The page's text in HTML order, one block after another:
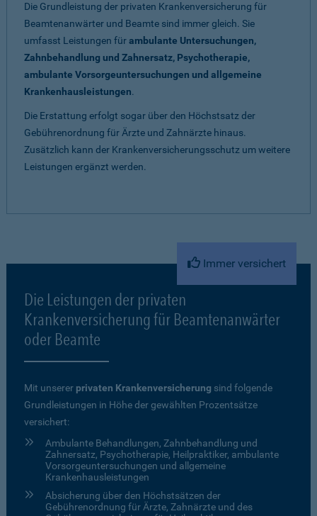
Die Grundleistung der privaten Krankenversicherung für
Beamtenanwärter und Beamte sind immer gleich. Sie
umfasst Leistungen fürambulante Untersuchungen,
Zahnbehandlung und Zahnersatz, Psychotherapie,
ambulante Vorsorgeuntersuchungen und allgemeine
Krankenhausleistungen.
Die Erstattung erfolgt sogar über den Höchstsatz der
Gebührenordnung für Ärzte und Zahnärzte hinaus.
Zusätzlich kann der Krankenversicherungsschutz um weitere
Leistungen ergänzt werden.
Immer versichert
Die Leistungen der privaten
Krankenversicherung für Beamtenanwärter
oder Beamte
Mit unserer privaten Krankenversicherung sind folgende
Grundleistungen in Höhe der gewählten Prozentsätze
versichert:
Ambulante Behandlungen, Zahnbehandlung und
Zahnersatz, Psychotherapie, Heilpraktiker, ambulante
Vorsorgeuntersuchungen und allgemeine
Krankenhausleistungen
Absicherung über den Höchstsätzen der
Gebührenordnung für Ärzte, Zahnärzte und des